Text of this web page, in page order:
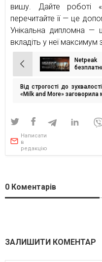
вишу. Дайте роботі
перечитайте її — це
Унікальна дипломна —
вкладіть у неї максимум
Навігація
записів
Netpeak
Від строгості до
«Milk and More»
Написати
в
редакцію
0 Коментарів
ЗАЛИШИТИ КОМЕНТАР